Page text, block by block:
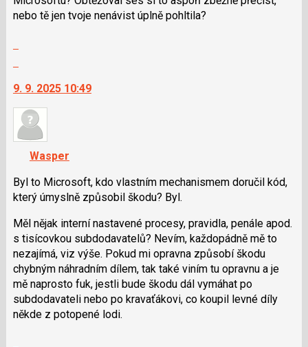
klávesy
P
pro
předchozí
nový
názor
nebo tě jen tvoje nenávist úplně pohltila?
další
nový
názor.
navigaci
lze
použít
i
N
pro
následující
a
P
pro
předchozí
9. 9. 2025 10:49
Wasper
Byl to Microsoft, kdo vlastním mechanismem doručil kód,
který úmyslně způsobil škodu? Byl.
Měl nějak interní nastavené procesy, pravidla, penále apod.
s tisícovkou subdodavatelů? Nevím, každopádně mě to
nezajímá, viz výše. Pokud mi opravna způsobí škodu
chybným náhradním dílem, tak také viním tu opravnu a je
mě naprosto fuk, jestli bude škodu dál vymáhat po
subdodavateli nebo po kravaťákovi, co koupil levné díly
někde z potopené lodi.